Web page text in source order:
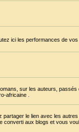
ici les performances de
sur les auteurs,
africaine .
le lien avec les
converti aux blogs et vous